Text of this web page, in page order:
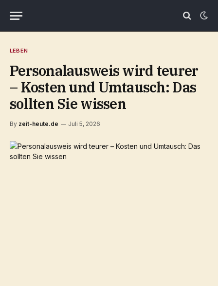
LEBEN
Personalausweis wird teurer
– Kosten und Umtausch: Das
sollten Sie wissen
By zeit-heute.de Juli 5, 2026